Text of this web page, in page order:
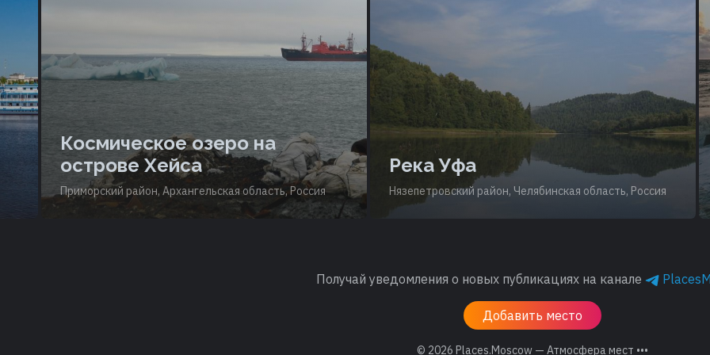
Космическое озеро на
острове Хейса
Приморский район, Архангельская область, Россия
Река Уфа
Нязепетровский район, Челябинская область, Россия
Получай уведомления о новых публикациях на канале
Добавить место
© 2026 Places.Moscow — Атмосфера мест •••